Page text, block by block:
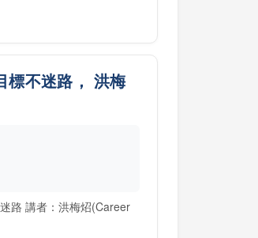
標不迷路， 洪梅
路 講者：洪梅炤(Career